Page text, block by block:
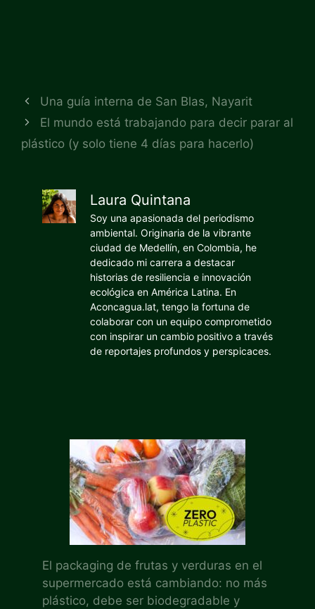
Una guía interna de San Blas, Nayarit
El mundo está trabajando para decir parar al
plástico (y solo tiene 4 días para hacerlo)
Laura Quintana
Soy una apasionada del periodismo
ambiental. Originaria de la vibrante
ciudad de Medellín, en Colombia, he
dedicado mi carrera a destacar
historias de resiliencia e innovación
ecológica en América Latina. En
Aconcagua.lat, tengo la fortuna de
colaborar con un equipo comprometido
con inspirar un cambio positivo a través
de reportajes profundos y perspicaces.
El packaging de frutas y verduras en el
supermercado está cambiando: no más
plástico, debe ser biodegradable y